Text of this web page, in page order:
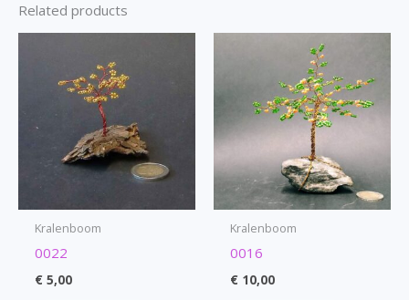
Related products
Kralenboom
0022
€ 5,00
Kralenboom
0016
€ 10,00